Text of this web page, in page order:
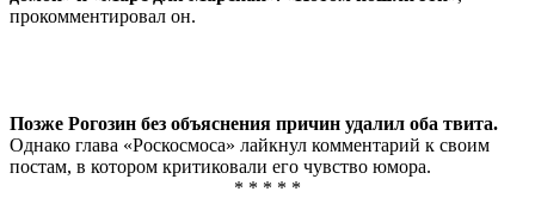
прокомментировал он.
Позже Рогозин без объяснения причин удалил оба твита.
Однако глава «Роскосмоса» лайкнул комментарий к своим
постам, в котором критиковали его чувство юмора.
* * * * *